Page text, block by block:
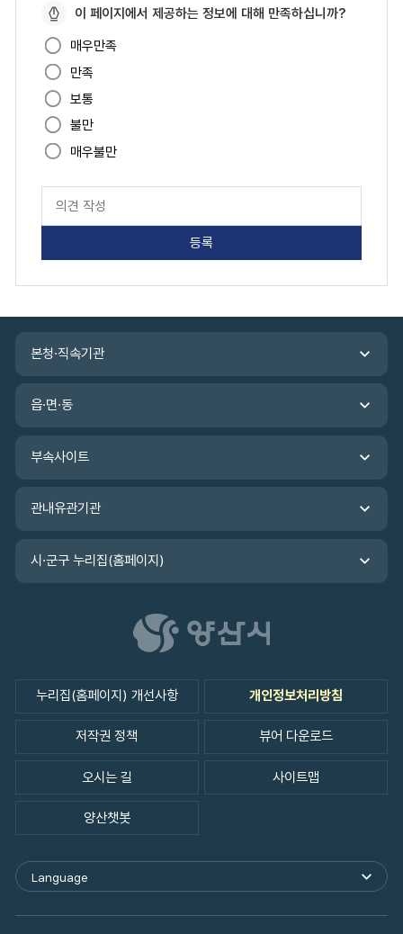
페
이
지
만
족
도
이 페이지에서 제공하는 정보에 대해 만족하십니까?
매우만족
만족
보통
불만
매우불만
지
족
가
력
본청·직속기관
읍·면·동
부속사이트
관내유관기관
시·군구 누리집(홈페이지)
누리집(홈페이지) 개선사항 개인정보처리방침
저작권 정책 뷰어 다운로드
오시는 길 사이트맵
양산챗봇
Language
외
어